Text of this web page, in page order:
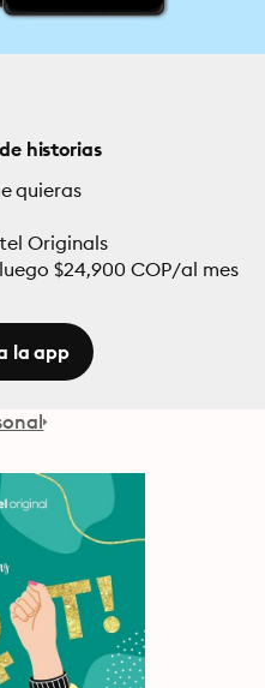
historias
quieras
Originals
$24,900 COP/al mes
la app